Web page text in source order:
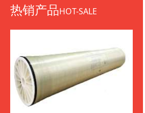
热销产品HOT-SALE